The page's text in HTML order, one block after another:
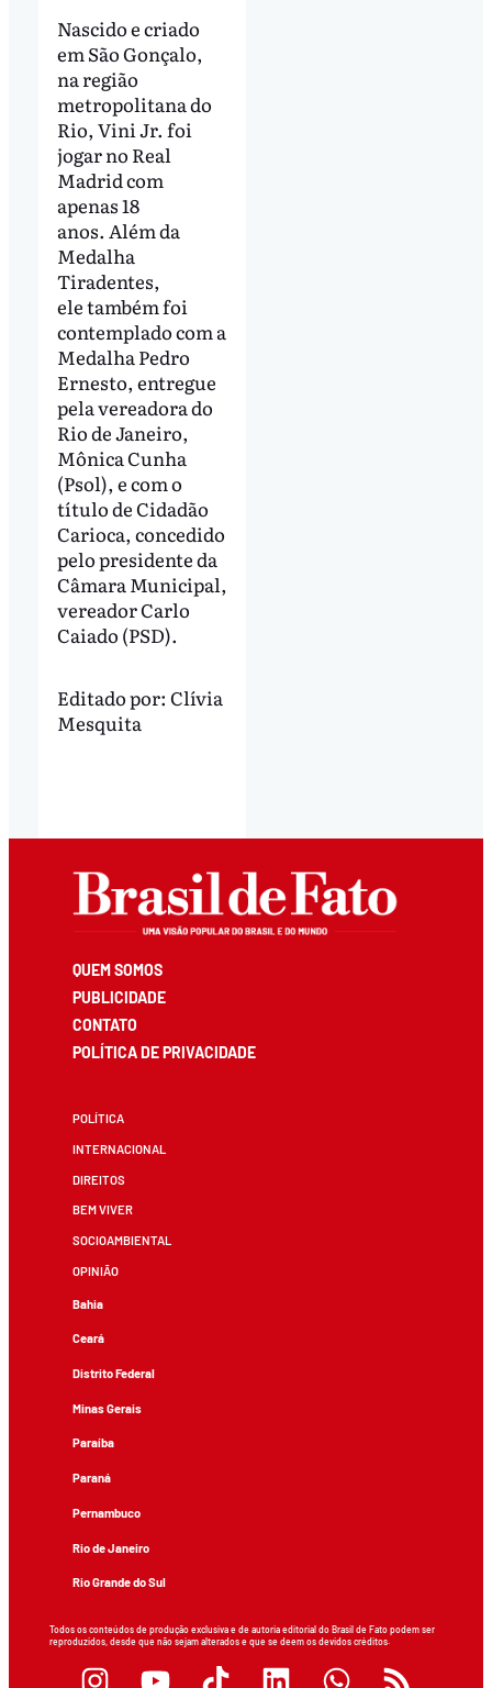
Nascido e criado
em São Gonçalo,
na região
metropolitana do
Rio, Vini Jr. foi
jogar no Real
Madrid com
apenas 18
anos. Além da
Medalha
Tiradentes,
ele também foi
contemplado com a
Medalha Pedro
Ernesto, entregue
pela vereadora do
Rio de Janeiro,
Mônica Cunha
(Psol), e com o
título de Cidadão
Carioca, concedido
pelo presidente da
Câmara Municipal,
vereador Carlo
Caiado (PSD).
Editado por: Clívia
Mesquita
QUEM SOMOS
PUBLICIDADE
CONTATO
POLÍTICA DE PRIVACIDADE
POLÍTICA
INTERNACIONAL
DIREITOS
BEM VIVER
SOCIOAMBIENTAL
OPINIÃO
Bahia
Ceará
Distrito Federal
Minas Gerais
Paraíba
Paraná
Pernambuco
Rio de Janeiro
Rio Grande do Sul
Todos os conteúdos de produção exclusiva e de autoria editorial do Brasil de Fato podem ser
reproduzidos, desde que não sejam alterados e que se deem os devidos créditos.